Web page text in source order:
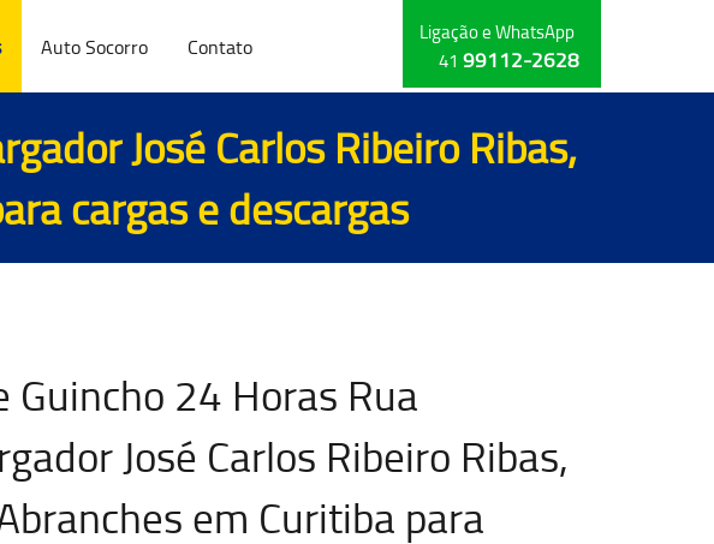
Auto Socorro Contato
Ligação e WhatsApp
41 99112-2628
José Carlos Ribeiro Ribas,
cargas e descargas
Guincho 24 Horas Rua
José Carlos Ribeiro Ribas,
em Curitiba para